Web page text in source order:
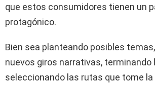
que estos consumidores tienen un
protagónico.
Bien sea planteando posibles
nuevos giros narrativas, terminando
seleccionando las rutas que tome